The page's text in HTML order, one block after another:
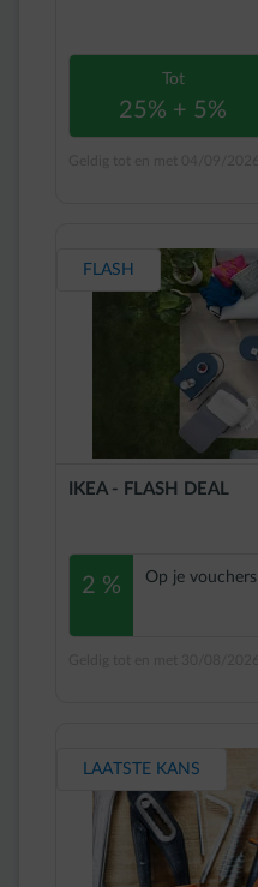
Tot
25% + 5%
FLASH
IKEA - FLASH DEAL
2 % Op je vouchers
LAATSTE KANS